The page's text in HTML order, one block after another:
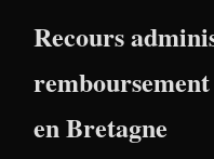
Recours
en Bretagne